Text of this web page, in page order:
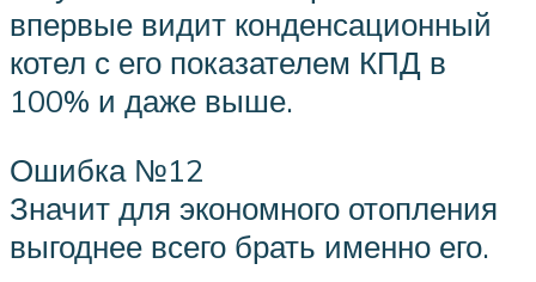
впервые видит конденсационный
котел с его показателем КПД в
100% и даже выше.
Ошибка №12
Значит для экономного отопления
выгоднее всего брать именно его.